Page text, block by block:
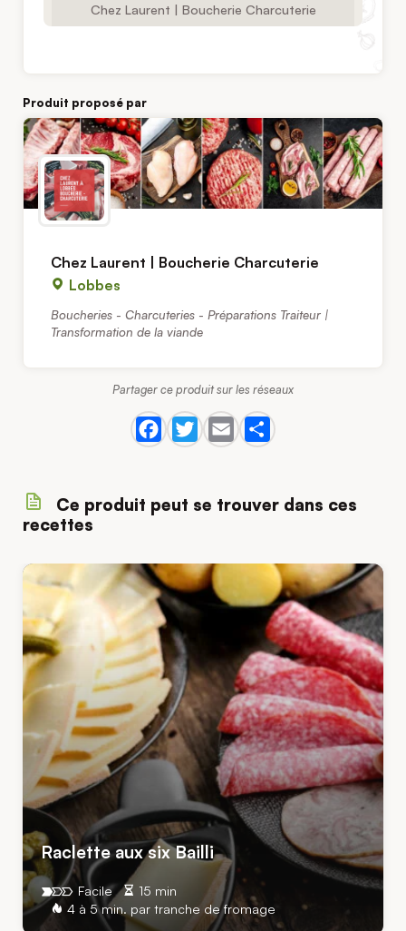
Chez Laurent | Boucherie Charcuterie
Produit proposé par
Chez Laurent | Boucherie Charcuterie
Lobbes
Boucheries - Charcuteries - Préparations Traiteur |
Transformation de la viande
Partager ce produit sur les réseaux
Ce produit peut se trouver dans ces
recettes
Raclette aux six Bailli
15 min
4 à 5 min. par tranche de fromage
Facile